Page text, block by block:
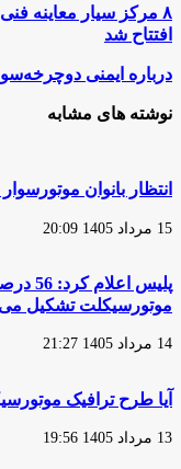
۸
مرکز
سیار
معاینه
فنی
شصت
شنبه
امید
افتخار
۸ مرکز سیار معاینه
افتتاح شد
درباره
دوچرخه‌سواران
در
آمریکا
با
اینترنت
اشیا
درباره ایمنی
نوشته های مشابه
انتظار بانوان
15 مرداد 1405 20:09
پلیس
موتورسیکلت تشکیل
14 مرداد 1405 21:27
آیا طرح ترافیک
13 مرداد 1405 19:56